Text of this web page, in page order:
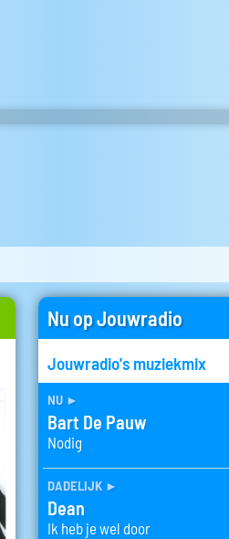
Nu op Jouwradio
Jouwradio's muziekmix
nu ►
Bart De Pauw
Nodig
dadelijk ►
Dean
Ik heb je wel door